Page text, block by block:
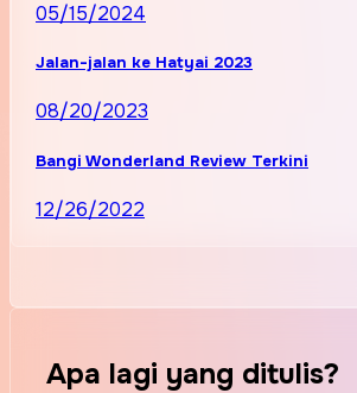
05/15/2024
Jalan-jalan ke Hatyai 2023
08/20/2023
Bangi Wonderland Review Terkini
12/26/2022
Apa lagi yang ditulis?